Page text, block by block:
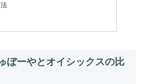
ぼーやとオイシックスの比